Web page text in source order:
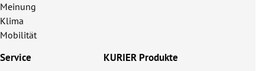
Meinung
Klima
Mobilität
Service KURIER Produkte